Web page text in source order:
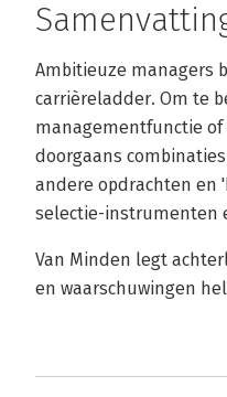
Ambitieuze managers
carrièreladder. Om te
managementfunctie
doorgaans
andere opdrachten en
selectie-instrumenten
Van Minden legt
en waarschuwingen